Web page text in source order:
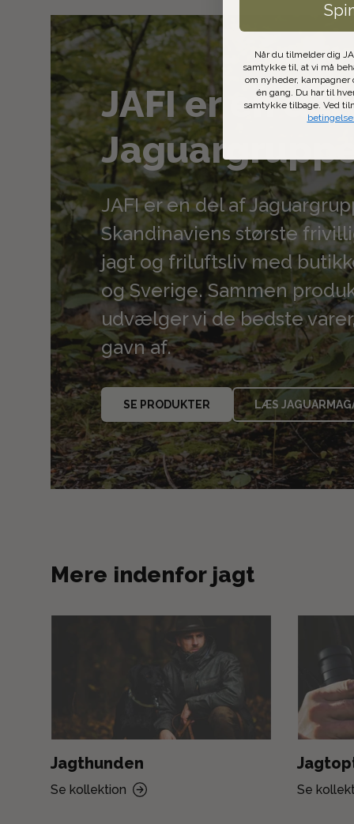
JAFI er en del
JAFI er en del af
Skandinaviens største
jagt og friluftsliv med
og Sverige. Sammen
udvælger vi de bedste
gavn af.
SE PRODUKTER LÆS
Mere indenfor jagt
Jagthunden
Se kollektion Se
Når du tilmelder dig
samtykke til, at vi må
om nyheder,
én gang. Du har til
samtykke tilbage. Ved